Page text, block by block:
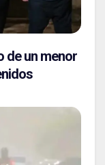
de un menor